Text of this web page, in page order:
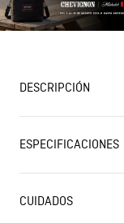
DESCRIPCIÓN
ESPECIFICACIONES
CUIDADOS